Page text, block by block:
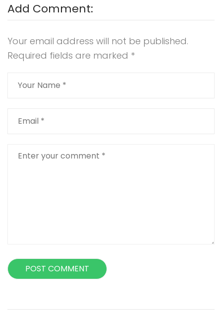
Add Comment:
Your email address will not be published.
Required fields are marked *